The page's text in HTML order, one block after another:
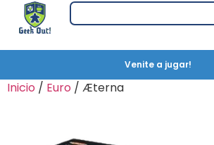
Venite a jugar!
Inicio / Euro / Æterna